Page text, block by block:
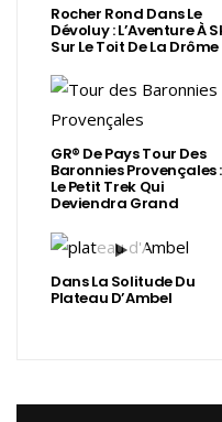
Rocher Rond Dans Le
Dévoluy : L’Aventure À
Sur Le Toit De La Drôme
GR® De Pays Tour Des
Baronnies Provençales :
Le Petit Trek Qui
Deviendra Grand
Dans La Solitude Du
Plateau D’Ambel